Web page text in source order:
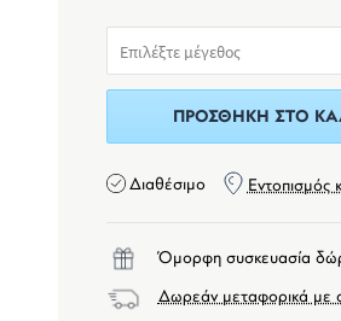
ΠΡΟΣΘΉΚΗ ΣΤΟ
Διαθέσιμο Εντοπισμός
Όμορφη συσκευασία
Δωρεάν μεταφορικά με